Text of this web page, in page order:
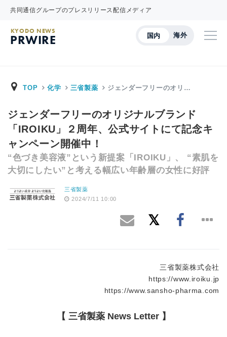
共同通信グループのプレスリリース配信メディア
国内 海外
KYODO NEWS
PRWIRE
TOP 化学 三省製薬 ジェンダーフリーのオリ…
ジェンダーフリーのオリジナルブランド
「IROIKU」２周年、公式サイトにて記念キ
ャンペーン開催中！
“色づき美容液”という新提案「IROIKU」、 “素肌を
大切にしたい”と考える幅広い年齢層の女性に好評
三省製薬
2024/7/11 10:00
三省製薬株式会社
https://www.iroiku.jp
https://www.sansho-pharma.com
【 三省製薬 News Letter 】